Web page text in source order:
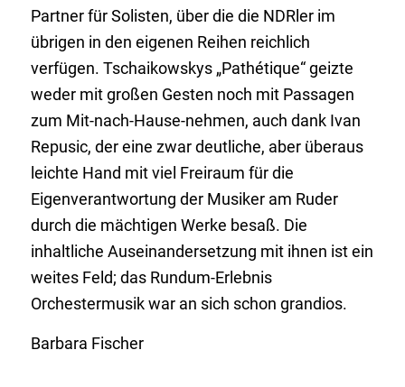
Partner für Solisten, über die die NDRler im
übrigen in den eigenen Reihen reichlich
verfügen. Tschaikowskys „Pathétique“ geizte
weder mit großen Gesten noch mit Passagen
zum Mit-nach-Hause-nehmen, auch dank Ivan
Repusic, der eine zwar deutliche, aber überaus
leichte Hand mit viel Freiraum für die
Eigenverantwortung der Musiker am Ruder
durch die mächtigen Werke besaß. Die
inhaltliche Auseinandersetzung mit ihnen ist ein
weites Feld; das Rundum-Erlebnis
Orchestermusik war an sich schon grandios.
Barbara Fischer